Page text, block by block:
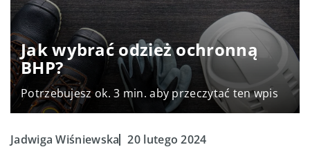
Jak wybrać odzież ochronną
BHP?
Potrzebujesz ok. 3 min. aby przeczytać ten wpis
Jadwiga Wiśniewska 20 lutego 2024